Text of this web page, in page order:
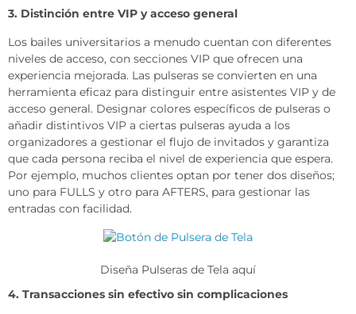
3. Distinción entre VIP y acceso general
Los bailes universitarios a menudo cuentan con diferentes
niveles de acceso, con secciones VIP que ofrecen una
experiencia mejorada. Las pulseras se convierten en una
herramienta eficaz para distinguir entre asistentes VIP y de
acceso general. Designar colores específicos de pulseras o
añadir distintivos VIP a ciertas pulseras ayuda a los
organizadores a gestionar el flujo de invitados y garantiza
que cada persona reciba el nivel de experiencia que espera.
Por ejemplo, muchos clientes optan por tener dos diseños;
uno para FULLS y otro para AFTERS, para gestionar las
entradas con facilidad.
Diseña Pulseras de Tela aquí
4. Transacciones sin efectivo sin complicaciones